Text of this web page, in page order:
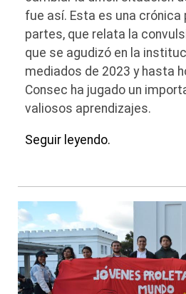
fue así. Esta es una crónica
partes, que relata la
que se agudizó en la
mediados de 2023 y hasta
Consec ha jugado un
valiosos aprendizajes.
Seguir leyendo.